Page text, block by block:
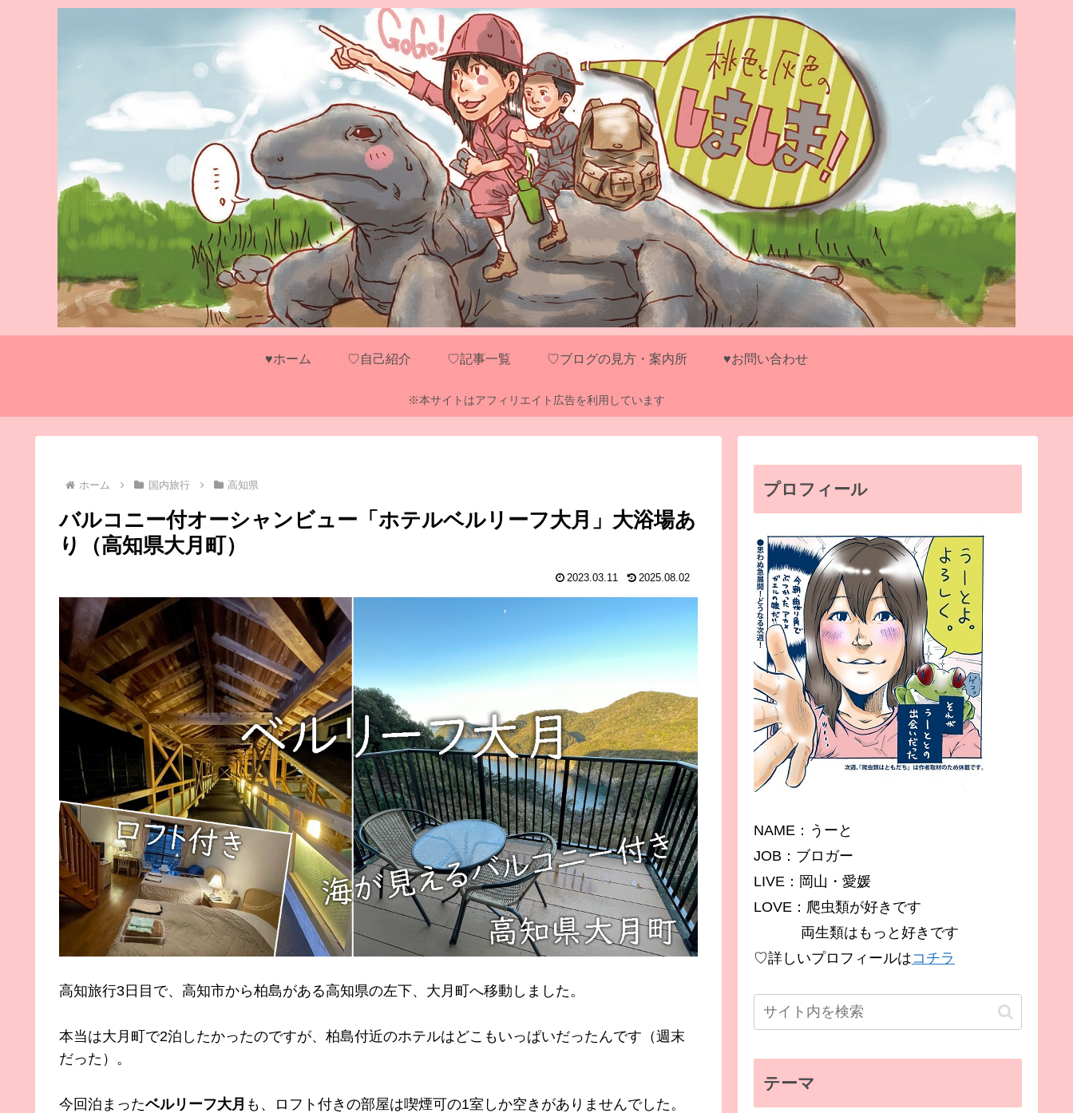
♥ホーム ♡自己紹介 ♡記事一覧 ♡ブログの見方・案内所 ♥お問い合わせ
※本サイトはアフィリエイト広告を利用しています
ホーム 国内旅行 高知県
バルコニー付オーシャンビュー「ホテルベルリーフ大月」大浴場あ
り（高知県大月町）
2023.03.11 2025.08.02
高知旅行3日目で、高知市から柏島がある高知県の左下、大月町へ移動しました。
本当は大月町で2泊したかったのですが、柏島付近のホテルはどこもいっぱいだったんです（週末
だった）。
今回泊まったベルリーフ大月 も、ロフト付きの部屋は喫煙可の1室しか空きがありませんでした。
プロフィール
NAME：うーと
JOB：ブロガー
LIVE：岡山・愛媛
LOVE：爬虫類が好きです
両生類はもっと好きです
♡詳しいプロフィールはコチラ
テーマ